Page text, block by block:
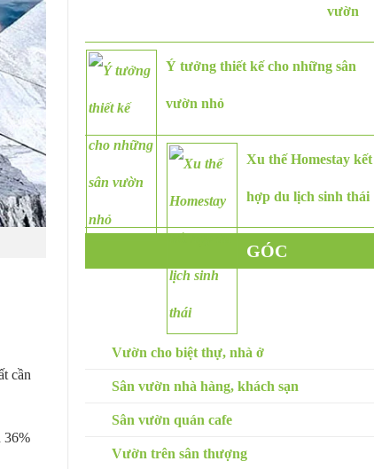
cần
36%
vườn
Ý tưởng thiết kế cho những sân
vườn nhỏ
Xu thế Homestay kết
hợp du lịch sinh thái
GÓC
Vườn cho biệt thự, nhà ở
Sân vườn nhà hàng, khách sạn
Sân vườn quán cafe
Vườn trên sân thượng